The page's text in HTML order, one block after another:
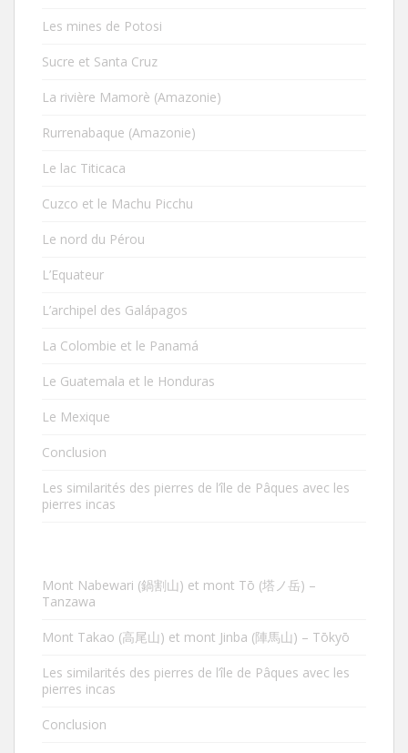
Les mines de Potosi
Sucre et Santa Cruz
La rivière Mamorè (Amazonie)
Rurrenabaque (Amazonie)
Le lac Titicaca
Cuzco et le Machu Picchu
Le nord du Pérou
L’Equateur
L’archipel des Galápagos
La Colombie et le Panamá
Le Guatemala et le Honduras
Le Mexique
Conclusion
Les similarités des pierres de l’île de Pâques avec les
pierres incas
Mont Nabewari (鍋割山) et mont Tō (塔ノ岳) –
Tanzawa
Mont Takao (高尾山) et mont Jinba (陣馬山) – Tōkyō
Les similarités des pierres de l’île de Pâques avec les
pierres incas
Conclusion